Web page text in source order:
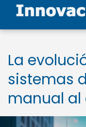
La
sistemas
manual